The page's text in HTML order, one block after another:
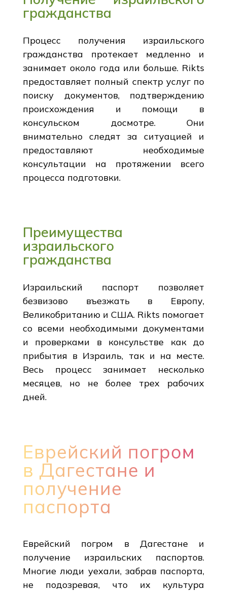
гражданства
Процесс получения израильского
гражданства протекает медленно и
занимает около года или больше. Rikts
предоставляет полный спектр услуг по
поиску документов, подтверждению
происхождения и помощи в
консульском досмотре. Они
внимательно следят за ситуацией и
предоставляют необходимые
консультации на протяжении всего
процесса подготовки.
Преимущества
израильского
гражданства
Израильский паспорт позволяет
безвизово въезжать в Европу,
Великобританию и США. Rikts помогает
со всеми необходимыми документами
и проверками в консульстве как до
прибытия в Израиль, так и на месте.
Весь процесс занимает несколько
месяцев, но не более трех рабочих
дней.
Еврейский погром
в Дагестане и
получение
паспорта
Еврейский погром в Дагестане и
получение израильских паспортов.
Многие люди уехали, забрав паспорта,
не подозревая, что их культура